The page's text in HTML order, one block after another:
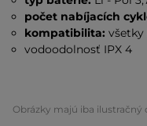
počet nabíjacích
kompatibilita: všetky
vodoodolnosť IPX 4
Obrázky majú iba ilustračný